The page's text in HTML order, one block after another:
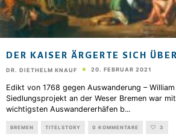
DER KAISER ÄRGERTE SICH
DR. DIETHELM KNAUF 20. FEBRUAR 2021
Edikt von 1768 gegen Auswanderung –
Siedlungsprojekt an der Weser Bremen war
wichtigsten Auswandererhäfen b...
BREMEN TITELSTORY 0 KOMMENTARE 3